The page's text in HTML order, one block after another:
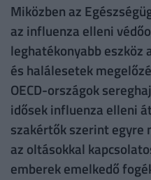
Miközben az
az influenza elleni
leghatékonyabb eszköz
és halálesetek
OECD-országok
idősek influenza elleni
szakértők szerint egyre
az oltásokkal
emberek emelkedő